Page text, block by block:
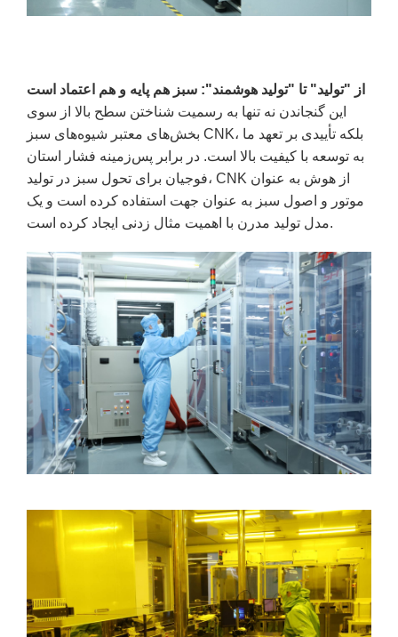
از "تولید" تا "تولید هوشمند": سبز هم پایه و هم اعتماد است
این گنجاندن نه تنها به رسمیت شناختن سطح بالا از سوی
بخش‌های معتبر شیوه‌های سبز CNK، بلکه تأییدی بر تعهد ما
به توسعه با کیفیت بالا است. در برابر پس‌زمینه فشار استان
فوجیان برای تحول سبز در تولید، CNK از هوش به عنوان
موتور و اصول سبز به عنوان جهت استفاده کرده است و یک
مدل تولید مدرن با اهمیت مثال زدنی ایجاد کرده است.